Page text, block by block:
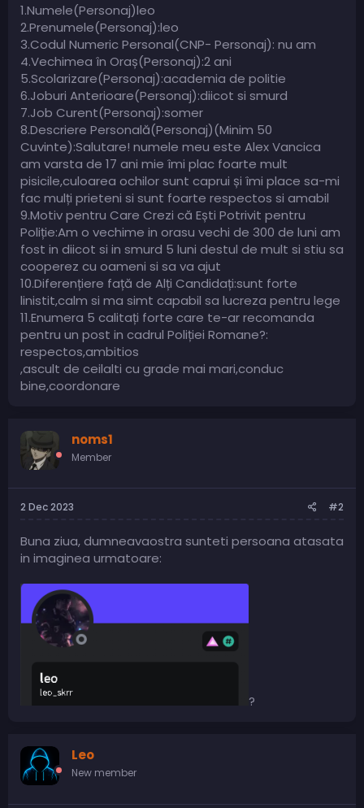
1.Numele(Personaj)leo
2.Prenumele(Personaj):leo
3.Codul Numeric Personal(CNP- Personaj): nu am
4.Vechimea în Oraș(Personaj):2 ani
5.Scolarizare(Personaj):academia de politie
6.Joburi Anterioare(Personaj):diicot si smurd
7.Job Curent(Personaj):somer
8.Descriere Personală(Personaj)(Minim 50
Cuvinte):Salutare! numele meu este Alex Vancica
am varsta de 17 ani mie îmi plac foarte mult
pisicile,culoarea ochilor sunt caprui și îmi place sa-mi
fac mulți prieteni si sunt foarte respectos si amabil
9.Motiv pentru Care Crezi că Ești Potrivit pentru
Poliție:Am o vechime in orasu vechi de 300 de luni am
fost in diicot si in smurd 5 luni destul de mult si stiu sa
cooperez cu oameni si sa va ajut
10.Diferențiere față de Alți Candidați:sunt forte
linistit,calm si ma simt capabil sa lucreza pentru lege
11.Enumera 5 calitați forte care te-ar recomanda
pentru un post in cadrul Poliției Romane?:
respectos,ambitios
,ascult de ceilalti cu grade mai mari,conduc
bine,coordonare
noms1
Member
2 Dec 2023 #2
Buna ziua, dumneavaostra sunteti persoana atasata
in imaginea urmatoare:
?
Leo
New member